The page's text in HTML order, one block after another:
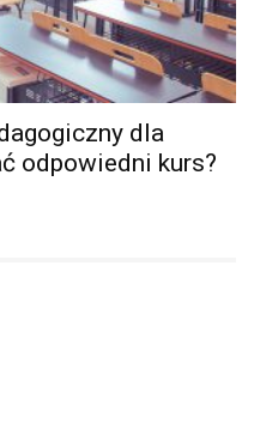
dla
odpowiedni kurs?